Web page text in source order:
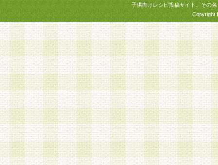
子供向けレシピ投稿サイト、その
Copyright